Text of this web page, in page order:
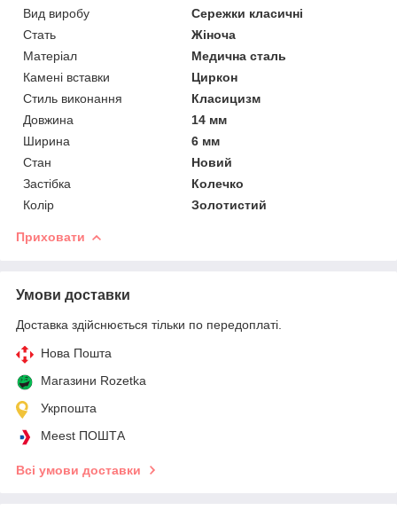
Вид виробу
Сережки класичні
Стать
Жіноча
Матеріал
Медична сталь
Камені вставки
Циркон
Стиль виконання
Класицизм
Довжина
14 мм
Ширина
6 мм
Стан
Новий
Застібка
Колечко
Колір
Золотистий
Приховати
Умови доставки
Доставка здійснюється тільки по передоплаті.
Нова Пошта
Магазини Rozetka
Укрпошта
Meest ПОШТА
Всі умови доставки